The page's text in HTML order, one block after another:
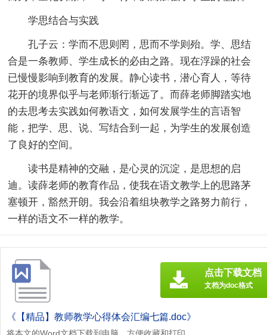
学思结合与实践
孔子云：学而不思则罔，思而不学则殆。学、思结
合是一条教师、学生成长的必由之路。现在浮躁的社会
已慢慢影响到教育的发展。静心读书，潜心育人，等待
花开的境界似乎与老师渐行渐远了。而薛老师脚踏实地
的去思考去实践如何教语文，如何发展学生的言语智
能，把学、思、说、写结合到一起，为学生的发展创造
了良好的空间。
读书是精神的交融，是心灵的沉淀，是思想的启
迪。读薛老师的教育作品，使我在语文教学上的思路茅
塞顿开，豁然开朗。我会沿着组块教学之路努力前行，
一样的语文不一样的教学。
《【精品】教师教学心得体会汇编七篇.doc》
将本文的Word文档下载到电脑，方便收藏和打印
点击下载文档
文档为doc格式